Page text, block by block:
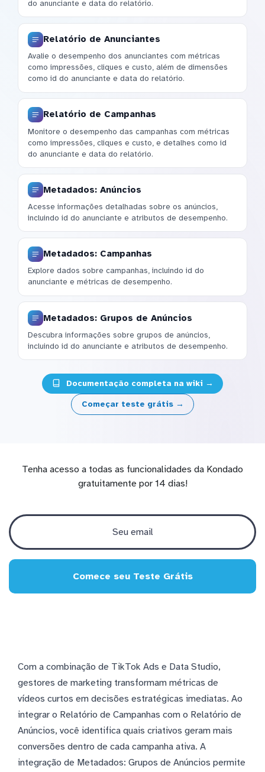
do anunciante e data do relatório.
Relatório de Anunciantes
Avalie o desempenho dos anunciantes com métricas
como impressões, cliques e custo, além de dimensões
como id do anunciante e data do relatório.
Relatório de Campanhas
Monitore o desempenho das campanhas com métricas
como impressões, cliques e custo, e detalhes como id
do anunciante e data do relatório.
Metadados: Anúncios
Acesse informações detalhadas sobre os anúncios,
incluindo id do anunciante e atributos de desempenho.
Metadados: Campanhas
Explore dados sobre campanhas, incluindo id do
anunciante e métricas de desempenho.
Metadados: Grupos de Anúncios
Descubra informações sobre grupos de anúncios,
incluindo id do anunciante e atributos de desempenho.
Documentação completa na wiki →
Começar teste grátis →
Tenha acesso a todas as funcionalidades da Kondado
gratuitamente por 14 dias!
Comece seu Teste Grátis
Com a combinação de TikTok Ads e Data Studio,
gestores de marketing transformam métricas de
vídeos curtos em decisões estratégicas imediatas. Ao
integrar o Relatório de Campanhas com o Relatório de
Anúncios, você identifica quais criativos geram mais
conversões dentro de cada campanha ativa. A
integração de Metadados: Grupos de Anúncios permite